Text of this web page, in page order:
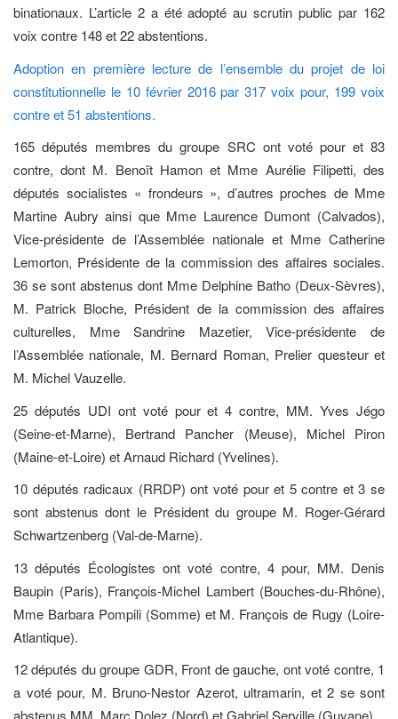
binationaux. L’article 2 a été adopté au scrutin public par 162
voix contre 148 et 22 abstentions.
Adoption en première lecture de l’ensemble du projet de loi
constitutionnelle le 10 février 2016 par 317 voix pour, 199 voix
contre et 51 abstentions.
165 députés membres du groupe SRC ont voté pour et 83
contre, dont M. Benoît Hamon et Mme Aurélie Filipetti, des
députés socialistes « frondeurs », d’autres proches de Mme
Martine Aubry ainsi que Mme Laurence Dumont (Calvados),
Vice-présidente de l’Assemblée nationale et Mme Catherine
Lemorton, Présidente de la commission des affaires sociales.
36 se sont abstenus dont Mme Delphine Batho (Deux-Sèvres),
M. Patrick Bloche, Président de la commission des affaires
culturelles, Mme Sandrine Mazetier, Vice-présidente de
l’Assemblée nationale, M. Bernard Roman, Prelier questeur et
M. Michel Vauzelle.
25 députés UDI ont voté pour et 4 contre, MM. Yves Jégo
(Seine-et-Marne), Bertrand Pancher (Meuse), Michel Piron
(Maine-et-Loire) et Arnaud Richard (Yvelines).
10 députés radicaux (RRDP) ont voté pour et 5 contre et 3 se
sont abstenus dont le Président du groupe M. Roger-Gérard
Schwartzenberg (Val-de-Marne).
13 députés Écologistes ont voté contre, 4 pour, MM. Denis
Baupin (Paris), François-Michel Lambert (Bouches-du-Rhône),
Mme Barbara Pompili (Somme) et M. François de Rugy (Loire-
Atlantique).
12 députés du groupe GDR, Front de gauche, ont voté contre, 1
a voté pour, M. Bruno-Nestor Azerot, ultramarin, et 2 se sont